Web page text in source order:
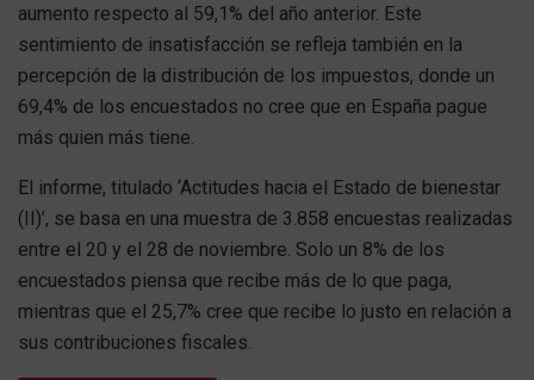
aumento respecto al 59,1% del año anterior. Este
sentimiento de insatisfacción se refleja también en la
percepción de la distribución de los impuestos, donde un
69,4% de los encuestados no cree que en España pague
más quien más tiene.
El informe, titulado ‘Actitudes hacia el Estado de bienestar
(II)’, se basa en una muestra de 3.858 encuestas realizadas
entre el 20 y el 28 de noviembre. Solo un 8% de los
encuestados piensa que recibe más de lo que paga,
mientras que el 25,7% cree que recibe lo justo en relación a
sus contribuciones fiscales.